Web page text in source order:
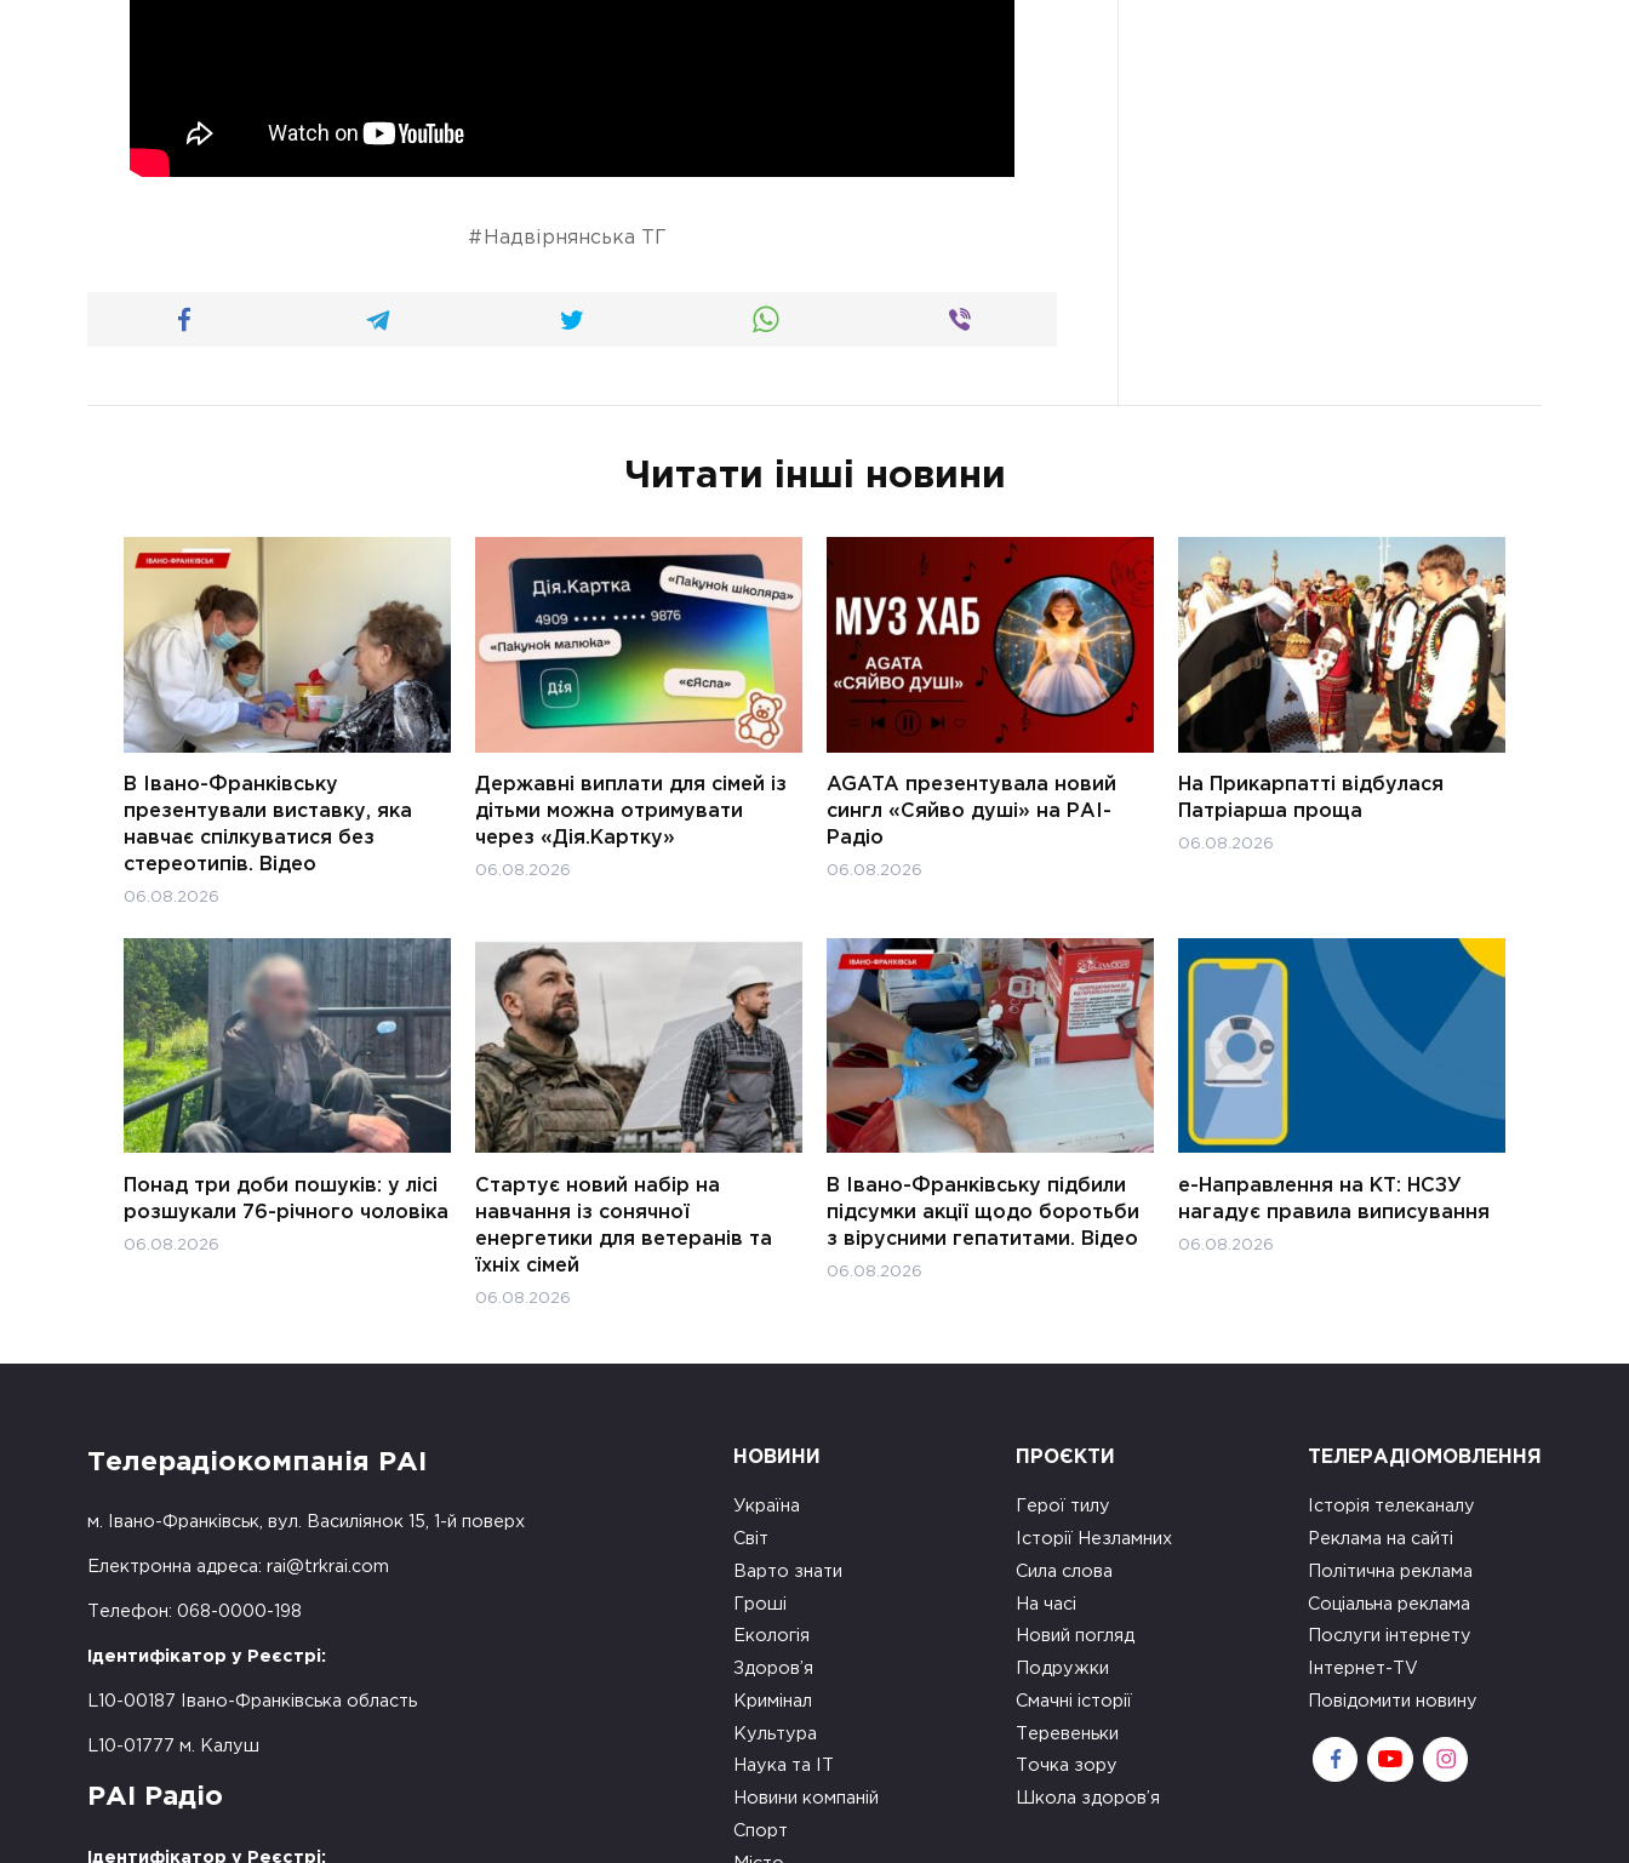
Надвірнянська ТГ
Читати інші новини
В Івано-Франківську
презентували виставку, яка
навчає спілкуватися без
стереотипів. Відео
06.08.2026
Державні виплати для сімей із
дітьми можна отримувати
через «Дія.Картку»
06.08.2026
AGATA презентувала новий
сингл «Сяйво душі» на РАІ-
Радіо
06.08.2026
На Прикарпатті відбулася
Патріарша проща
06.08.2026
Понад три доби пошуків: у лісі
розшукали 76-річного чоловіка
06.08.2026
Стартує новий набір на
навчання із сонячної
енергетики для ветеранів та
їхніх сімей
06.08.2026
В Івано-Франківську підбили
підсумки акції щодо боротьби
з вірусними гепатитами. Відео
06.08.2026
е-Направлення на КТ: НСЗУ
нагадує правила виписування
06.08.2026
Телерадіокомпанія РАІ
м. Івано-Франківськ, вул. Василіянок 15, 1-й поверх
Електронна адреса: rai@trkrai.com
Телефон: 068-0000-198
Ідентифікатор у Реєстрі:
L10-00187 Івано-Франківська область
L10-01777 м. Калуш
РАІ Радіо
Ідентифікатор у Реєстрі:
НОВИНИ
Україна
Світ
Варто знати
Гроші
Екологія
Здоров’я
Кримінал
Культура
Наука та ІТ
Новини компаній
Спорт
ПРОЄКТИ
Герої тилу
Історії Незламних
Сила слова
На часі
Новий погляд
Подружки
Смачні історії
Теревеньки
Точка зору
Школа здоров’я
ТЕЛЕРАДІОМОВЛЕННЯ
Історія телеканалу
Реклама на сайті
Політична реклама
Соціальна реклама
Послуги інтернету
Інтернет-TV
Повідомити новину